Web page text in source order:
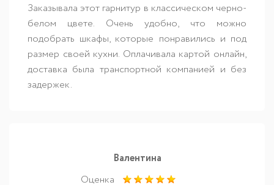
Заказывала этот гарнитур в классическом черно-
белом цвете. Очень удобно, что можно
подобрать шкафы, которые понравились и под
размер своей кухни. Оплачивала картой онлайн,
доставка была транспортной компанией и без
задержек.
Валентина
Оценка